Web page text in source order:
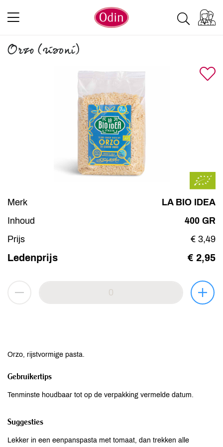
Orzo (risoni)
Merk
LA BIO IDEA
Inhoud
400 GR
Prijs
€ 3,49
Ledenprijs € 2,95
Orzo, rijstvormige pasta.
Gebruikertips
Tenminste houdbaar tot op de verpakking vermelde datum.
Suggesties
Lekker in een eenpanspasta met tomaat, dan trekken alle